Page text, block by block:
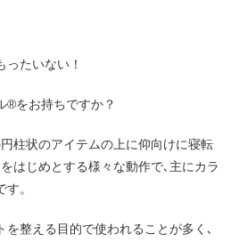
ったいない！
®をお持ちですか？
柱状のアイテムの上に仰向けに寝転
はじめとする様々な動作で､主にカラ
。
を整える目的で使われることが多く､